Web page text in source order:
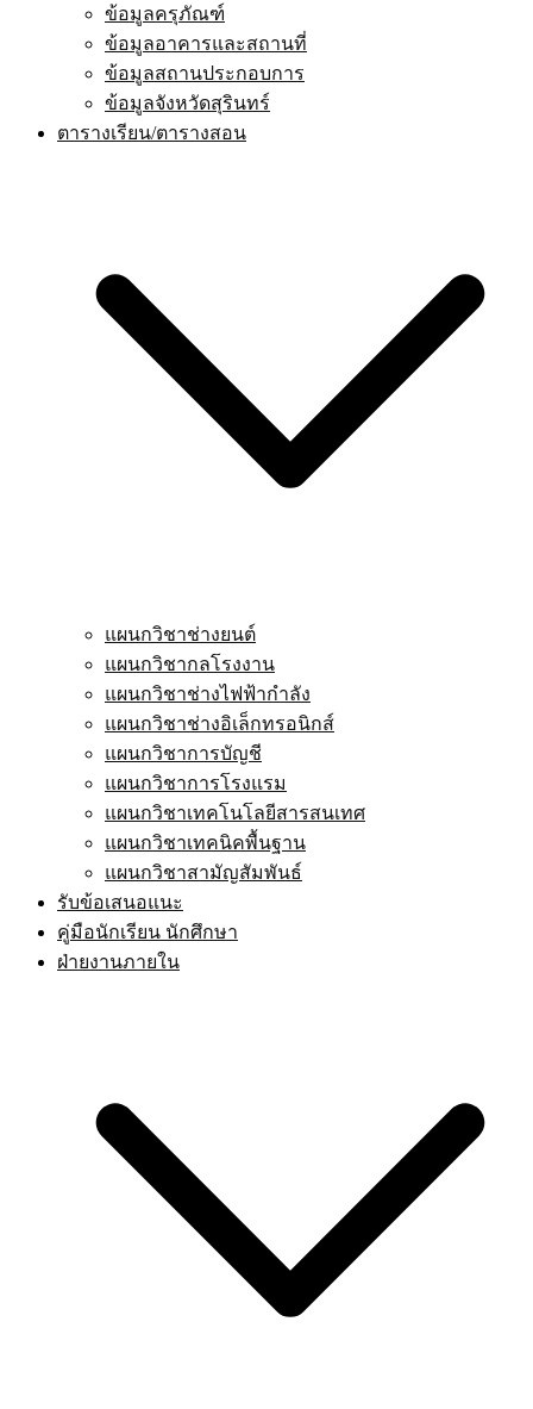
ข้อมูลครุภัณฑ์
ข้อมูลอาคารและสถานที่
ข้อมูลสถานประกอบการ
ข้อมูลจังหวัดสุรินทร์
ตารางเรียน/ตารางสอน
แผนกวิชาช่างยนต์
แผนกวิชากลโรงงาน
แผนกวิชาช่างไฟฟ้ากำลัง
แผนกวิชาช่างอิเล็กทรอนิกส์
แผนกวิชาการบัญชี
แผนกวิชาการโรงแรม
แผนกวิชาเทคโนโลยีสารสนเทศ
แผนกวิชาเทคนิคพื้นฐาน
แผนกวิชาสามัญสัมพันธ์
รับข้อเสนอแนะ
คู่มือนักเรียน นักศึกษา
ฝ่ายงานภายใน